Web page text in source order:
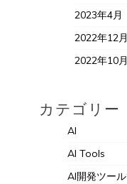
2023年4月
2022年12月
2022年10月
カテゴリー
AI
AI Tools
AI開発ツール